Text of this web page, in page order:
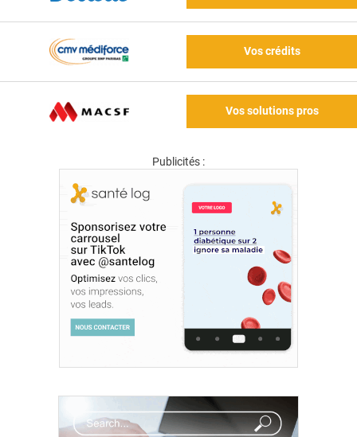
Vos crédits
Vos solutions pros
Publicités :